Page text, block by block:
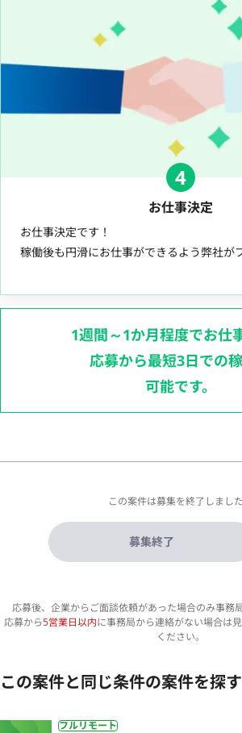
4
お仕事決定
お仕事決定です！
稼働後も円滑にお仕事ができるよう弊社が
1週間～1か月程度でお仕
応募から最短3日での
可能です。
この案件は募集を終了しました
募集終了
応募後、企業からご面談依頼があった場合のみ事務
応募から5営業日以内に事務局から連絡がない場合は
ください。
この案件と同じ条件の案件を探す
フルリモート